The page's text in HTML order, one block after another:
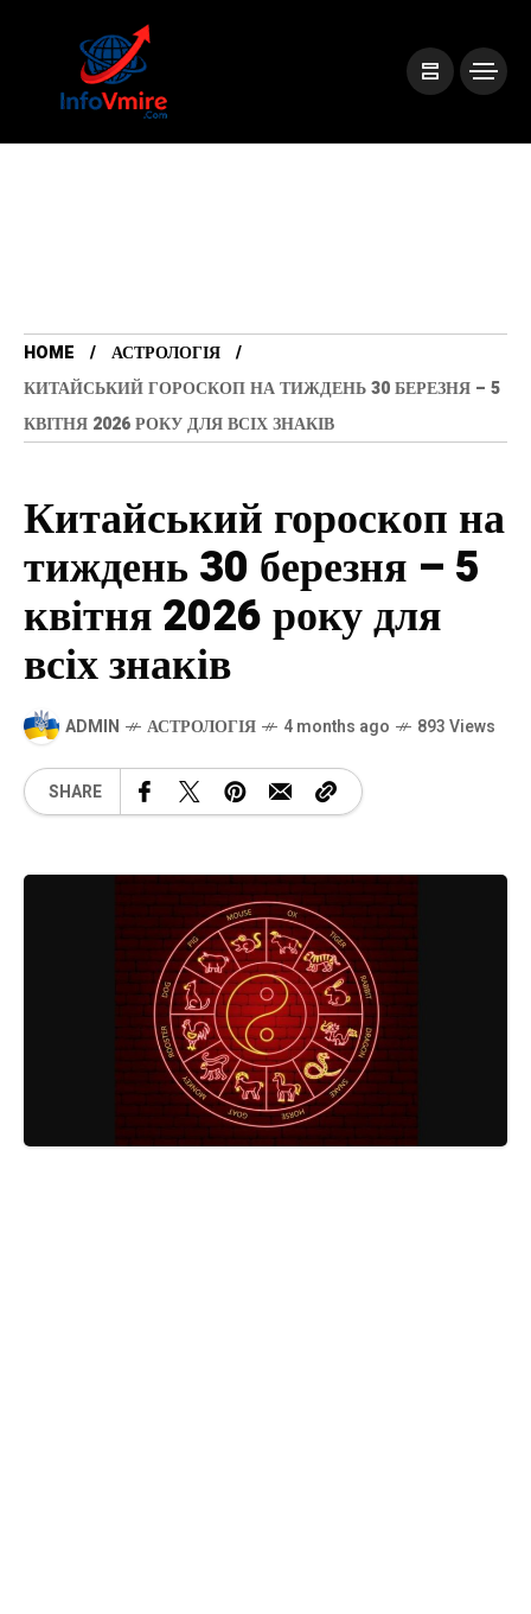
HOME
АСТРОЛОГІЯ
КИТАЙСЬКИЙ ГОРОСКОП НА ТИЖДЕНЬ 30 БЕРЕЗНЯ – 5
КВІТНЯ 2026 РОКУ ДЛЯ ВСІХ ЗНАКІВ
Китайський гороскоп на
тиждень 30 березня – 5
квітня 2026 року для
всіх знаків
ADMIN АСТРОЛОГІЯ 4 months ago 893 Views
SHARE